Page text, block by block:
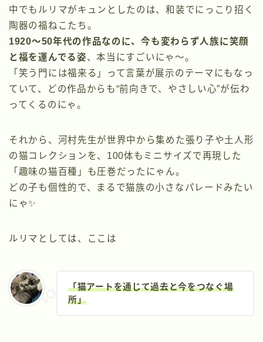
中でもルリマがキュンとしたのは、和装でにっこり招く
陶器の福ねこたち。
1920〜50年代の作品なのに、今も変わらず人族に笑顔
と福を運んでる姿、本当にすごいにゃ〜。
「笑う門には福来る」って言葉が展示のテーマにもなっ
ていて、どの作品からも“前向きで、やさしい心”が伝わ
ってくるのにゃ。
それから、河村先生が世界中から集めた張り子や土人形
の猫コレクションを、100体もミニサイズで再現した
「趣味の猫百種」も圧巻だったにゃん。
どの子も個性的で、まるで猫族の小さなパレードみたい
にゃ✨
ルリマとしては、ここは
「猫アートを通じて過去と今をつなぐ場
所」